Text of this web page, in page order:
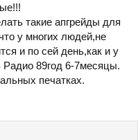
такие апгрейды для
у многих людей,не
и по сей день,как и у
Радио 89год 6-7месяцы.
печатках.